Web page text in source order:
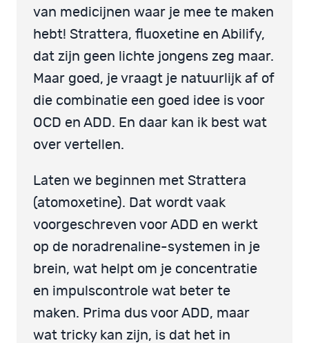
van medicijnen waar je mee te maken
hebt! Strattera, fluoxetine en Abilify,
dat zijn geen lichte jongens zeg maar.
Maar goed, je vraagt je natuurlijk af of
die combinatie een goed idee is voor
OCD en ADD. En daar kan ik best wat
over vertellen.
Laten we beginnen met Strattera
(atomoxetine). Dat wordt vaak
voorgeschreven voor ADD en werkt
op de noradrenaline-systemen in je
brein, wat helpt om je concentratie
en impulscontrole wat beter te
maken. Prima dus voor ADD, maar
wat tricky kan zijn, is dat het in